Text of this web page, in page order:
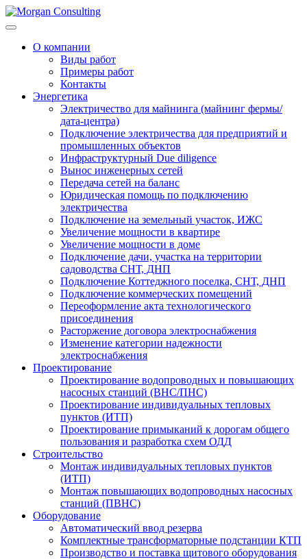
О компании
Виды работ
Примеры работ
Контакты
Энергетика
Электричество для майнинга (майнинг фермы/
дата-центра)
Подключение электричества для предприятий и
промышленных объектов
Инфраструктурный Due diligence
Вынос инженерных сетей
Передача сетей на баланс
Юридическая помощь по подключению
электричества
Подключение на земельный участок, ИЖС
Увеличение мощности в квартире
Увеличение мощности в доме
Подключение дачи, участка на территории
садоводства СНТ, ДНП
Подключение Коттеджного поселка, СНТ, ДНП
Подключение коммерческих помещений
Переоформление акта технологического
присоединения
Расторжение договора электроснабжения
Изменение категории надежности
электроснабжения
Проектирование
Проектирование водопроводных и повышающих
насосных станций (ВНС/ПНС)
Проектирование индивидуальных тепловых
пунктов (ИТП)
Проектирование примыканий к дорогам общего
пользования и разработка схем ОДД
Строительство
Монтаж индивидуальных тепловых пунктов
(ИТП)
Монтаж повышающих водопроводных насосных
станций (ПВНС)
Оборудование
Автоматический ввод резерва
Комплектные трансформаторные подстанции КТП
Производство и поставка щитового оборудования